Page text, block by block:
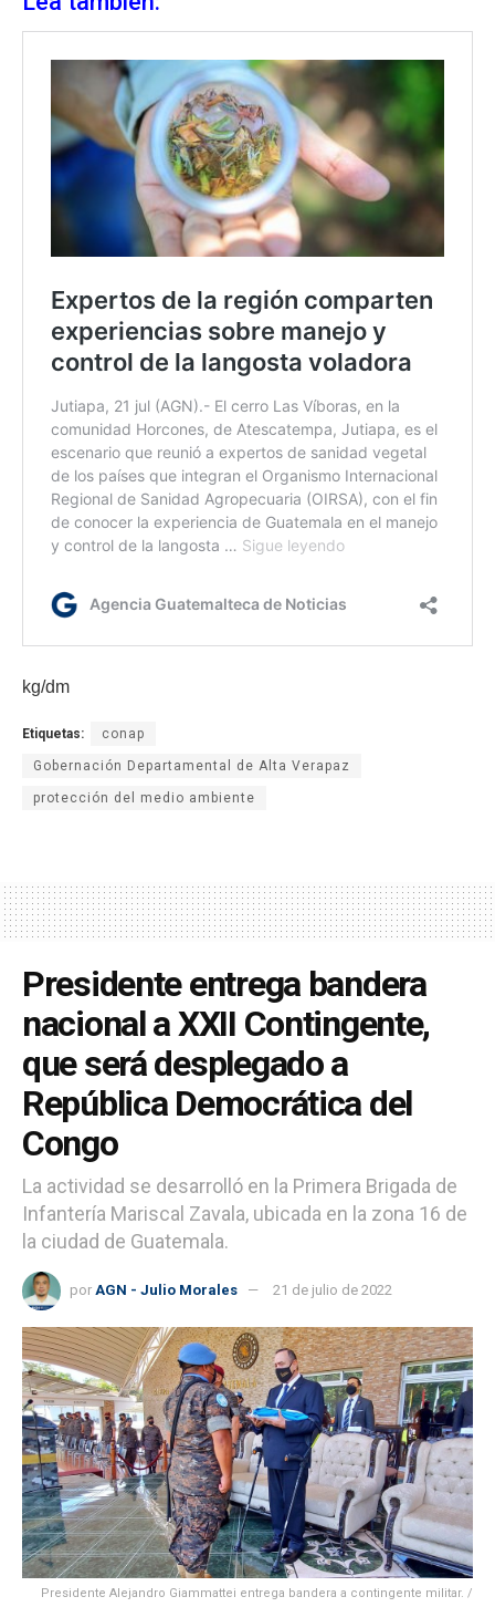
kg/dm
Etiquetas: conap
Gobernación Departamental de Alta Verapaz
protección del medio ambiente
Presidente entrega bandera
nacional a XXII Contingente,
que será desplegado a
República Democrática del
Congo
La actividad se desarrolló en la Primera Brigada de
Infantería Mariscal Zavala, ubicada en la zona 16 de
la ciudad de Guatemala.
por AGN - Julio Morales 21 de julio de 2022
Presidente Alejandro Giammattei entrega bandera a contingente militar. /